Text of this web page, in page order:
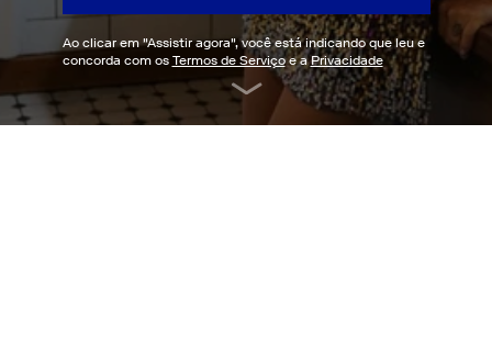
Ao clicar em "Assistir agora", você está indicando que leu e
concorda com os Termos de Serviçoe aPrivacidade